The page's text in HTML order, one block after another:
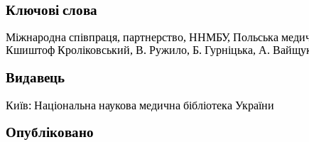
Ключові слова
Міжнародна співпраця, партнерство, ННМБУ, Польська
Кшиштоф Кроліковський, В. Ружило, Б. Гурніцька, А.
Видавець
Київ: Національна наукова медична бібліотека України
Опубліковано